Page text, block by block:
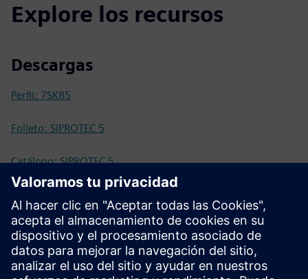
Explore los recursos
Descargas
Perfil: 7SK85
Folleto: SIPROTEC 5
Catálogo: SIPROTEC 5
Documentación técnica
Documentación técnica, firmware, ejemplos de aplicaciones
de software y preguntas frecuentes (SIOS)
Tienda online - Industry Mall